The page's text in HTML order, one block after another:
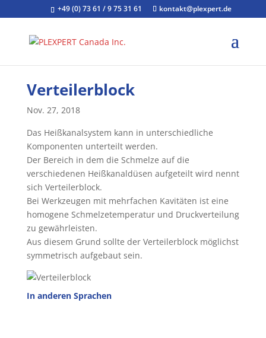
+49 (0) 73 61 / 9 75 31 61 kontakt@plexpert.de
Verteilerblock
Nov. 27, 2018
Das Heißkanalsystem kann in unterschiedliche
Komponenten unterteilt werden.
Der Bereich in dem die Schmelze auf die
verschiedenen Heißkanaldüsen aufgeteilt wird nennt
sich Verteilerblock.
Bei Werkzeugen mit mehrfachen Kavitäten ist eine
homogene Schmelzetemperatur und Druckverteilung
zu gewährleisten.
Aus diesem Grund sollte der Verteilerblock möglichst
symmetrisch aufgebaut sein.
In anderen Sprachen